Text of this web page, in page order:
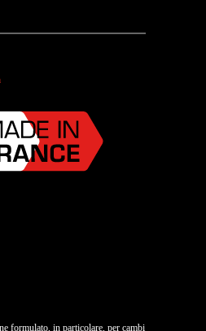
formulato, in particolare, per cambi